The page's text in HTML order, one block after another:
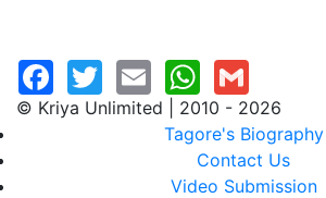
© Kriya Unlimited | 2010 - 2026
Tagore's Biography
Contact Us
Video Submission